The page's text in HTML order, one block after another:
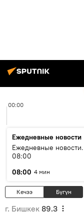
00:00
Ежедневные новости
Ежедневные
08:00
08:00 4 мин
Кечээ Бүгүн
г. Бишкек 89.3